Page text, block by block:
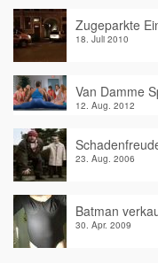
Zugeparkte
18. Juli 2010
Van Damme
12. Aug. 2012
23. Aug. 2006
Batman
30. Apr. 2009